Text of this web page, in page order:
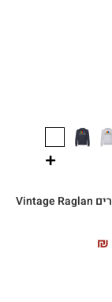
סווטשירט גברים Vintage Raglan
₪